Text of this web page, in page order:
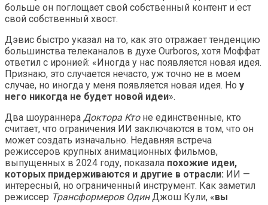
больше он поглощает свой собственный контент и ест
свой собственный хвост.
Дэвис быстро указал на то, как это отражает тенденцию
большинства телеканалов в духе Ourboros, хотя Моффат
ответил с иронией: «Иногда у нас появляется новая идея.
Признаю, это случается нечасто, уж точно не в моем
случае, но иногда у меня появляется новая идея. Но у
него никогда не будет новой идеи».
Два шоураннера Доктора Ктоне единственные, кто
считает, что ограничения ИИ заключаются в том, что он
может создать изначально. Недавняя встреча
режиссеров крупных анимационных фильмов,
выпущенных в 2024 году, показала похожие идеи,
которых придерживаются и другие в отрасли: ИИ —
интересный, но ограниченный инструмент. Как заметил
режиссер Трансформеров ОдинДжош Кули, «вы